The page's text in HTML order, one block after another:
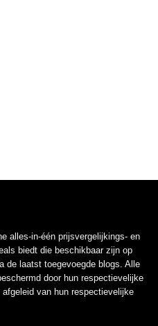
alles-in-één prijsvergelijkings- en
biedt die beschikbaar zijn op
de laatst toegevoegde blogs. Alle
door hun respectievelijke
van hun respectievelijke